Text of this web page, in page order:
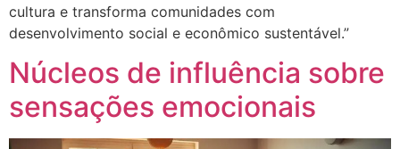
cultura e transforma comunidades com
desenvolvimento social e econômico sustentável.”
Núcleos de influência sobre
sensações emocionais